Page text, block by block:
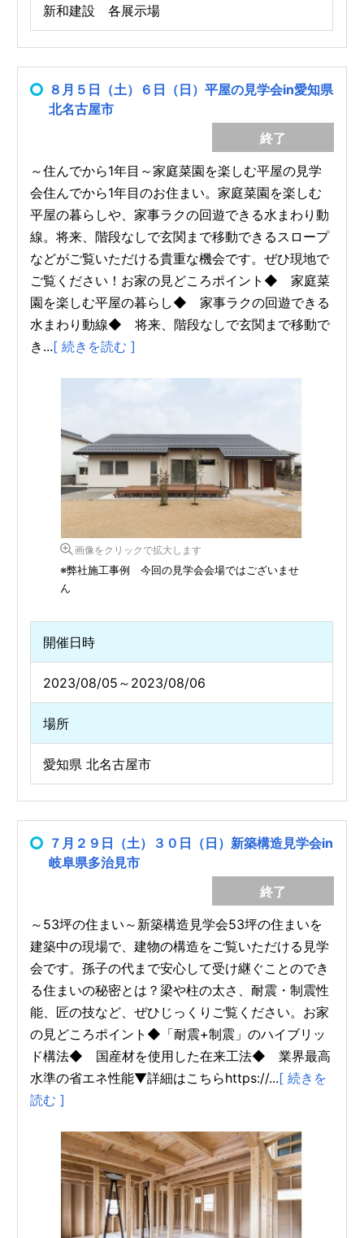
新和建設 各展示場
８月５日（土）６日（日）平屋の見学会in愛知県
北名古屋市
終了
～住んでから1年目～家庭菜園を楽しむ平屋の見学
会住んでから1年目のお住まい。家庭菜園を楽しむ
平屋の暮らしや、家事ラクの回遊できる水まわり動
線。将来、階段なしで玄関まで移動できるスロープ
などがご覧いただける貴重な機会です。ぜひ現地で
ご覧ください！お家の見どころポイント◆ 家庭菜
園を楽しむ平屋の暮らし◆ 家事ラクの回遊できる
水まわり動線◆ 将来、階段なしで玄関まで移動で
き...[ 続きを読む ]
画像をクリックで拡大します
※弊社施工事例 今回の見学会会場ではございませ
ん
開催日時
2023/08/05～2023/08/06
場所
愛知県 北名古屋市
７月２９日（土）３０日（日）新築構造見学会in
岐阜県多治見市
終了
～53坪の住まい～新築構造見学会53坪の住まいを
建築中の現場で、建物の構造をご覧いただける見学
会です。孫子の代まで安心して受け継ぐことのでき
る住まいの秘密とは？梁や柱の太さ、耐震・制震性
能、匠の技など、ぜひじっくりご覧ください。お家
の見どころポイント◆「耐震+制震」のハイブリッ
ド構法◆ 国産材を使用した在来工法◆ 業界最高
水準の省エネ性能▼詳細はこちらhttps://...[ 続きを
読む ]